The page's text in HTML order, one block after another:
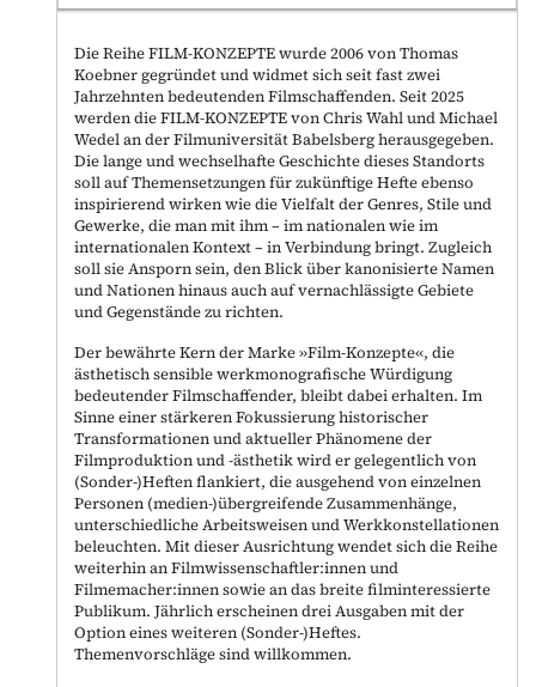
Die Reihe FILM-KONZEPTE wurde 2006 von Thomas
Koebner gegründet und widmet sich seit fast zwei
Jahrzehnten bedeutenden Filmschaffenden. Seit 2025
werden die FILM-KONZEPTE von Chris Wahl und Michael
Wedel an der Filmuniversität Babelsberg herausgegeben.
Die lange und wechselhafte Geschichte dieses Standorts
soll auf Themensetzungen für zukünftige Hefte ebenso
inspirierend wirken wie die Vielfalt der Genres, Stile und
Gewerke, die man mit ihm – im nationalen wie im
internationalen Kontext – in Verbindung bringt. Zugleich
soll sie Ansporn sein, den Blick über kanonisierte Namen
und Nationen hinaus auch auf vernachlässigte Gebiete
und Gegenstände zu richten.
Der bewährte Kern der Marke »Film-Konzepte«, die
ästhetisch sensible werkmonografische Würdigung
bedeutender Filmschaffender, bleibt dabei erhalten. Im
Sinne einer stärkeren Fokussierung historischer
Transformationen und aktueller Phänomene der
Filmproduktion und -ästhetik wird er gelegentlich von
(Sonder-)Heften flankiert, die ausgehend von einzelnen
Personen (medien-)übergreifende Zusammenhänge,
unterschiedliche Arbeitsweisen und Werkkonstellationen
beleuchten. Mit dieser Ausrichtung wendet sich die Reihe
weiterhin an Filmwissenschaftler:innen und
Filmemacher:innen sowie an das breite filminteressierte
Publikum. Jährlich erscheinen drei Ausgaben mit der
Option eines weiteren (Sonder-)Heftes.
Themenvorschläge sind willkommen.